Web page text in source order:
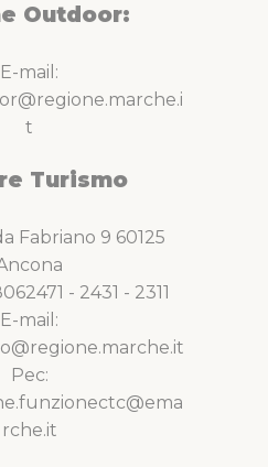
Outdoor:
E-mail:
t
Turismo
Fabriano 9 60125
- 2431 - 2311
E-mail:
Pec:
rche.it